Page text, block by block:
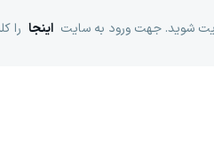
شوید. جهت ورود به سایت اینجا را